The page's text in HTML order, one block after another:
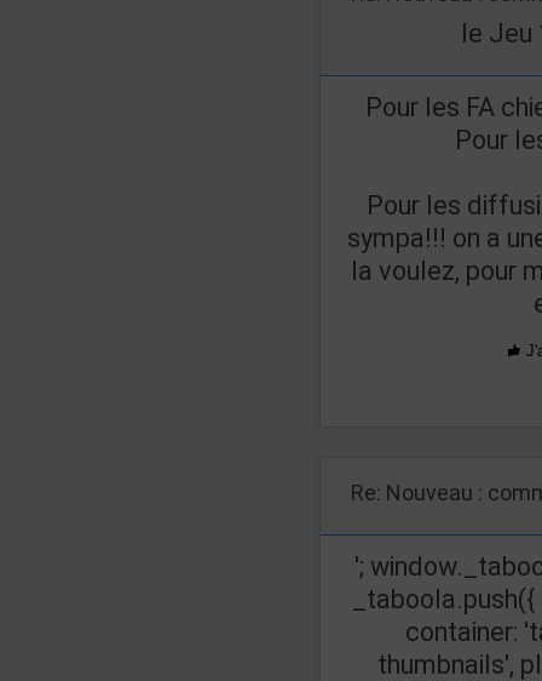
le Jeu
Pour les FA
Pour
Pour les
sympa!!! on a
la voulez, pour
Re: Nouveau :
';
container:
thumbnails',